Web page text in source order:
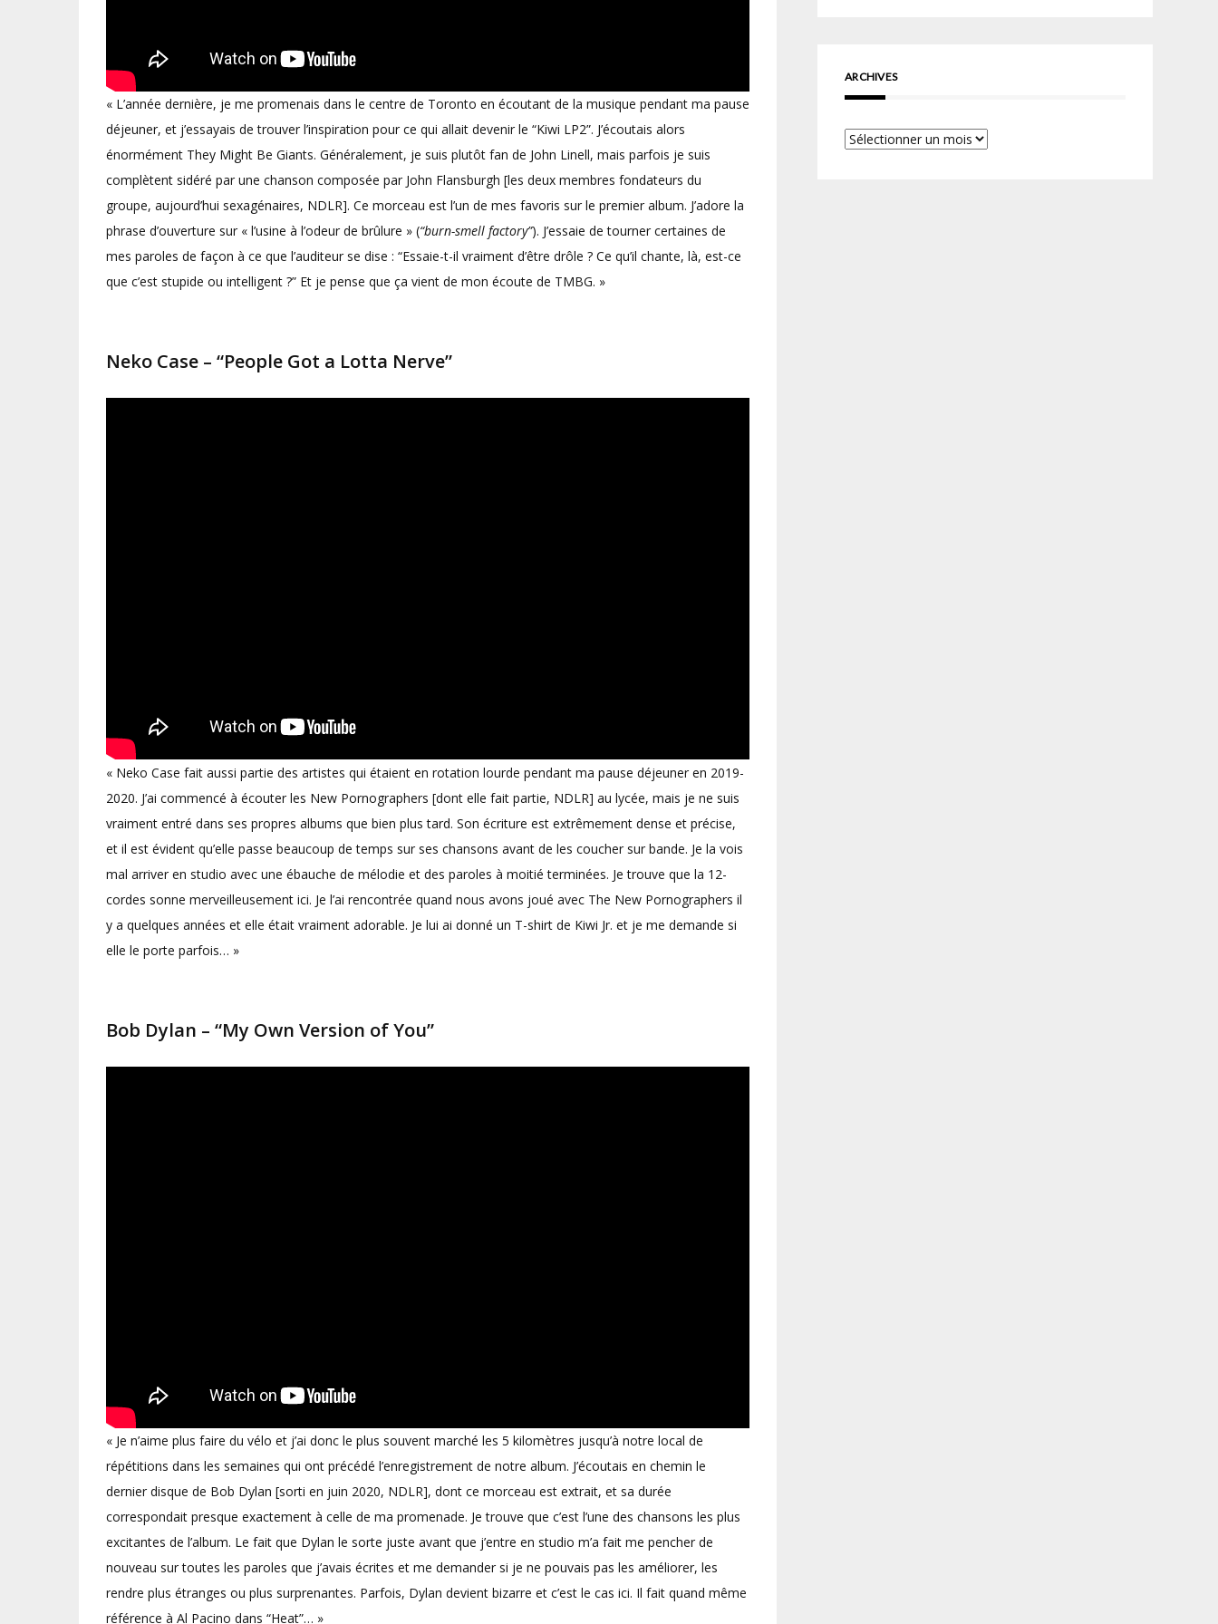
« L’année dernière, je me promenais dans le centre de Toronto en écoutant de la musique pendant ma pause
déjeuner, et j’essayais de trouver l’inspiration pour ce qui allait devenir le “Kiwi LP2”. J’écoutais alors
énormément They Might Be Giants. Généralement, je suis plutôt fan de John Linell, mais parfois je suis
complètent sidéré par une chanson composée par John Flansburgh [les deux membres fondateurs du
groupe, aujourd’hui sexagénaires, NDLR]. Ce morceau est l’un de mes favoris sur le premier album. J’adore la
phrase d’ouverture sur « l’usine à l’odeur de brûlure » (“burn-smell factory”). J’essaie de tourner certaines de
mes paroles de façon à ce que l’auditeur se dise : “Essaie-t-il vraiment d’être drôle ? Ce qu’il chante, là, est-ce
que c’est stupide ou intelligent ?” Et je pense que ça vient de mon écoute de TMBG. »
Neko Case – “People Got a Lotta Nerve”
« Neko Case fait aussi partie des artistes qui étaient en rotation lourde pendant ma pause déjeuner en 2019-
2020. J’ai commencé à écouter les New Pornographers [dont elle fait partie, NDLR] au lycée, mais je ne suis
vraiment entré dans ses propres albums que bien plus tard. Son écriture est extrêmement dense et précise,
et il est évident qu’elle passe beaucoup de temps sur ses chansons avant de les coucher sur bande. Je la vois
mal arriver en studio avec une ébauche de mélodie et des paroles à moitié terminées. Je trouve que la 12-
cordes sonne merveilleusement ici. Je l’ai rencontrée quand nous avons joué avec The New Pornographers il
y a quelques années et elle était vraiment adorable. Je lui ai donné un T-shirt de Kiwi Jr. et je me demande si
elle le porte parfois… »
Bob Dylan – “My Own Version of You”
« Je n’aime plus faire du vélo et j’ai donc le plus souvent marché les 5 kilomètres jusqu’à notre local de
répétitions dans les semaines qui ont précédé l’enregistrement de notre album. J’écoutais en chemin le
dernier disque de Bob Dylan [sorti en juin 2020, NDLR], dont ce morceau est extrait, et sa durée
correspondait presque exactement à celle de ma promenade. Je trouve que c’est l’une des chansons les plus
excitantes de l’album. Le fait que Dylan le sorte juste avant que j’entre en studio m’a fait me pencher de
nouveau sur toutes les paroles que j’avais écrites et me demander si je ne pouvais pas les améliorer, les
rendre plus étranges ou plus surprenantes. Parfois, Dylan devient bizarre et c’est le cas ici. Il fait quand même
référence à Al Pacino dans “Heat”… »
ARCHIVES
Archives